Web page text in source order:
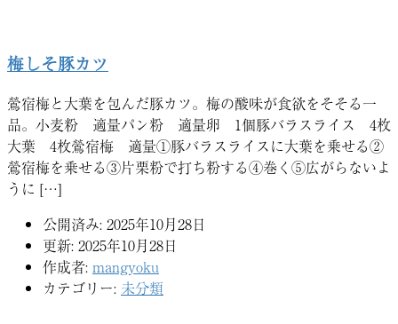
梅しそ豚カツ
鶯宿梅と大葉を包んだ豚カツ。梅の酸味が食欲をそそる一
品。小麦粉 適量パン粉 適量卵 1個豚バラスライス 4枚
大葉 4枚鶯宿梅 適量①豚バラスライスに大葉を乗せる②
鶯宿梅を乗せる③片栗粉で打ち粉する④巻く⑤広がらないよ
うに […]
公開済み: 2025年10月28日
更新: 2025年10月28日
作成者: mangyoku
カテゴリー: 未分類